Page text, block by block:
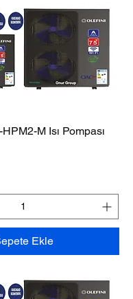
M Isı Pompası
Ekle